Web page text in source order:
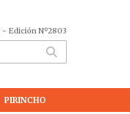
- Edición Nº2803
PIRINCHO